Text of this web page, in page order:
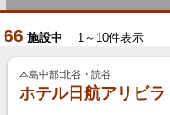
66 施設中 1～10件表示
本島中部:北谷・読谷
ホテル日航アリビラ